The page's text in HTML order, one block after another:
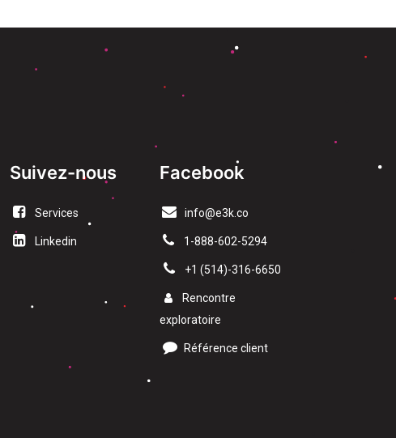
Facebook
info@e3k.co
1-888-602-5294
​+1 (514)-316-6650
Rencontre
exploratoire
Référence client
Suivez-nous
Services
Linkedin